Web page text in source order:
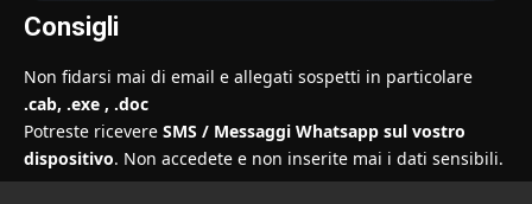
Consigli
Non fidarsi mai di email e allegati sospetti in particolare
.cab, .exe , .doc
Potreste ricevere SMS / Messaggi Whatsapp sul vostro
dispositivo. Non accedete e non inserite mai i dati sensibili.